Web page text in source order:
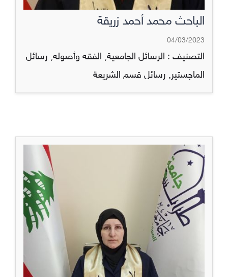
الباحث محمد أحمد زريقة
04/03/2023
التصنيف : الرسائل الجامعية, الفقه وأصوله, رسائل
الماجستير, رسائل قسم الشريعة